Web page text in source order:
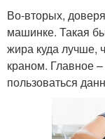
Во-вторых,
машинке. Такая
жира куда лучше,
краном. Главное
пользоваться